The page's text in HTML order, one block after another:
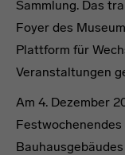
Sammlung. Das
Foyer des
Plattform für
Veranstaltungen
Am 4. Dezember